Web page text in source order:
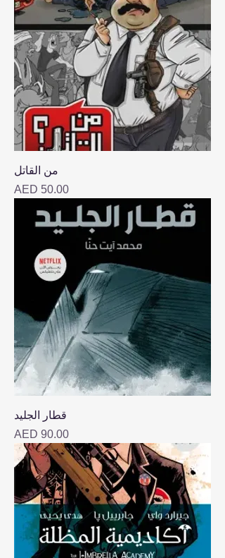
من القاتل
Price
AED 50.00
قطار الجليد
Price
AED 90.00